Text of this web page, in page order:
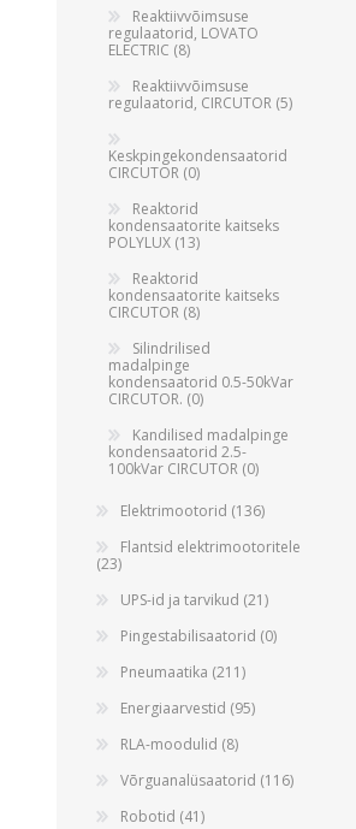
Reaktiivvõimsuse
regulaatorid, LOVATO
ELECTRIC (8)
Reaktiivvõimsuse
regulaatorid, CIRCUTOR (5)
Keskpingekondensaatorid
CIRCUTOR (0)
Reaktorid
kondensaatorite kaitseks
POLYLUX (13)
Reaktorid
kondensaatorite kaitseks
CIRCUTOR (8)
Silindrilised
madalpinge
kondensaatorid 0.5-50kVar
CIRCUTOR. (0)
Kandilised madalpinge
kondensaatorid 2.5-
100kVar CIRCUTOR (0)
Elektrimootorid (136)
Flantsid elektrimootoritele
(23)
UPS-id ja tarvikud (21)
Pingestabilisaatorid (0)
Pneumaatika (211)
Energiaarvestid (95)
RLA-moodulid (8)
Võrguanalüsaatorid (116)
Robotid (41)